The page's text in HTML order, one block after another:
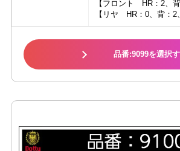
【フロント HR：2、背
【リヤ HR：0、背：2
品番:9099を選択